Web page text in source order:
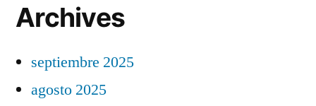
Archives
septiembre 2025
agosto 2025